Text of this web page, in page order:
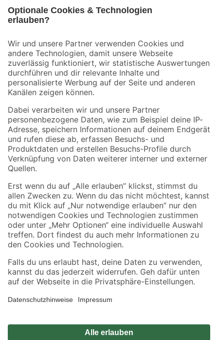
Der toom Newsletter: Keine Angebote und Aktionen mehr verpassen!
Zur Newsletter Anmeldung
Folge uns
Zahlungsarten Versandarten
Sicher einkaufen
Jetzt die toom-App herunterladen
Alle Preisangaben in EUR inkl. gesetzl. MwSt.. Die dargestellten Angebote sind unter
Umständen nicht in allen Märkten verfügbar. Die angegebenen Verfügbarkeiten beziehen
Produkte nur solange der Vorrat reicht.
*Paketversand ab 59 € versandkostenfrei, gilt nicht für Artikel mit Speditionsversand, hier
Privatsphäre Impressum